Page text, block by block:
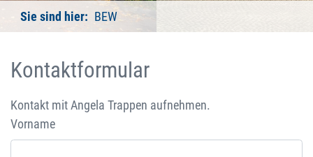
Sie sind hier: BEW
Kontaktformular
Kontakt mit Angela Trappen aufnehmen.
Vorname